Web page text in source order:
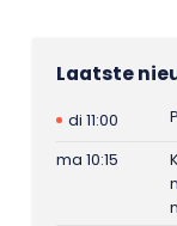
Laatste
di 11:00
ma 10:15